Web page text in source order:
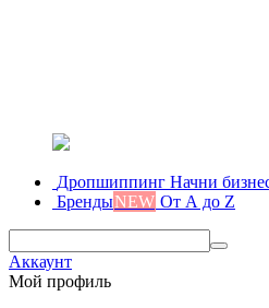
Дропшиппинг Начни
БрендыNEW От А до Z
Аккаунт
Мой профиль